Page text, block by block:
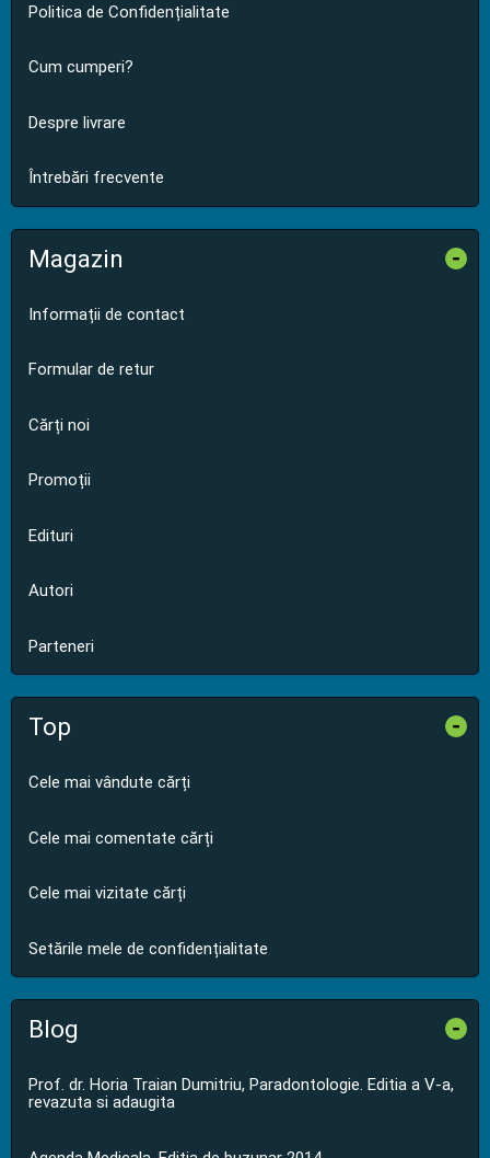
Politica de Confidențialitate
Cum cumperi?
Despre livrare
Întrebări frecvente
Magazin -
Informații de contact
Formular de retur
Cărți noi
Promoții
Edituri
Autori
Parteneri
Top -
Cele mai vândute cărți
Cele mai comentate cărți
Cele mai vizitate cărți
Setările mele de confidențialitate
Blog -
Prof. dr. Horia Traian Dumitriu, Paradontologie. Editia a V-a,
revazuta si adaugita